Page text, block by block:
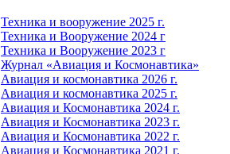
Техника и вооружение 2025 г.
Техника и Вооружение 2024 г
Техника и Вооружение 2023 г
Журнал «Авиация и Космонавтика»
Авиация и космонавтика 2026 г.
Авиация и космонавтика 2025 г.
Авиация и Космонавтика 2024 г.
Авиация и Космонавтика 2023 г.
Авиация и Космонавтика 2022 г.
Авиация и Космонавтика 2021 г.